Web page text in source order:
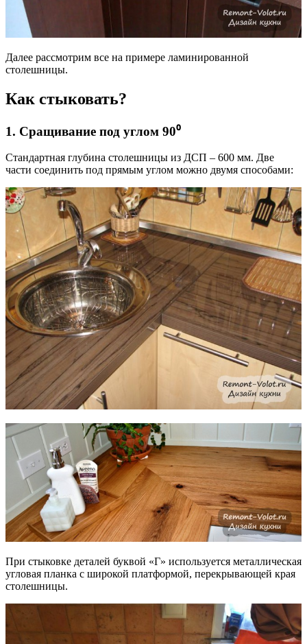
Далее рассмотрим все на примере ламинированной
столешницы.
Как стыковать?
1. Сращивание под углом 90⁰
Стандартная глубина столешницы из ДСП – 600 мм. Две
части соединить под прямым углом можно двумя способами:
При стыковке деталей буквой «Г» используется металлическая
угловая планка с широкой платформой, перекрывающей края
столешницы.